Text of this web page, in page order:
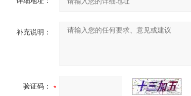
补充说明：
验证码：